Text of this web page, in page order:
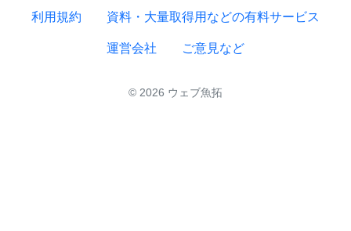
利用規約 資料・大量取得用などの有料サービス
運営会社 ご意見など
© 2026 ウェブ魚拓